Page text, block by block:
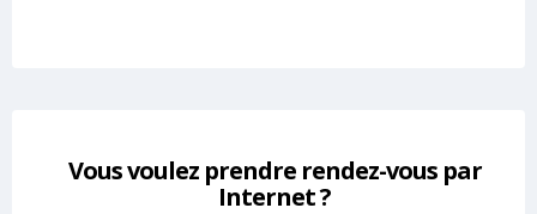
Vous voulez prendre rendez-vous par
Internet ?